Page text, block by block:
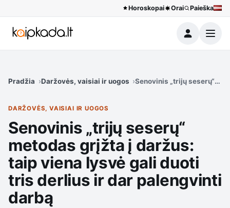
Horoskopai Orai Paieška
Meniu
Pradžia Daržovės, vaisiai ir uogos Senovinis „trijų seserų“
DARŽOVĖS, VAISIAI IR UOGOS
Senovinis „trijų seserų“
metodas grįžta į daržus:
taip viena lysvė gali duoti
tris derlius ir dar palengvinti
darbą